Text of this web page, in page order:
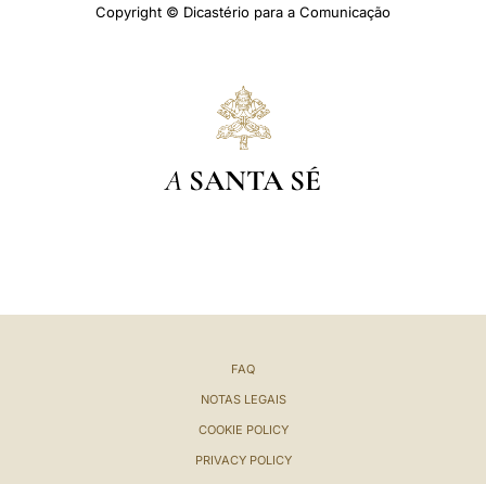
Copyright © Dicastério para a Comunicação
A SANTA SÉ
FAQ
NOTAS LEGAIS
COOKIE POLICY
PRIVACY POLICY